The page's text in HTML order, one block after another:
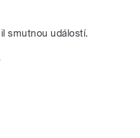
smutnou událostí.